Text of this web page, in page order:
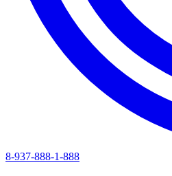
8-937-888-1-888